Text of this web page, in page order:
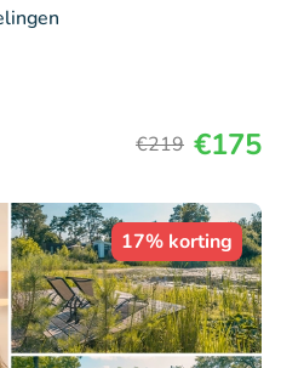
€219 €175
17% korting